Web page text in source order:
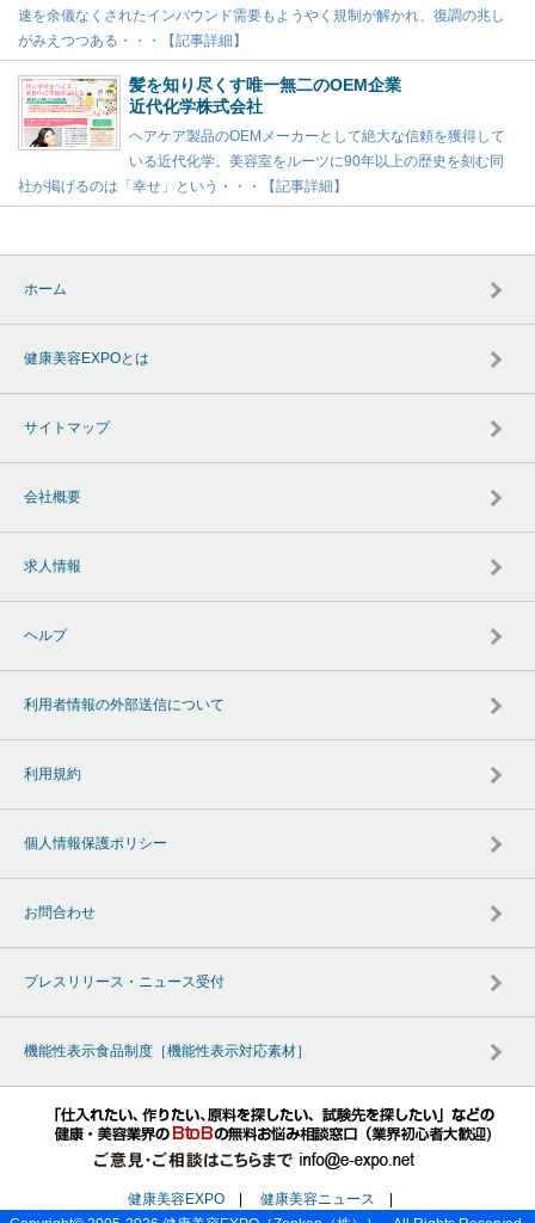
速を余儀なくされたインバウンド需要もようやく規制が解かれ、復調の兆し
がみえつつある・・・【記事詳細】
髪を知り尽くす唯一無二のOEM企業
近代化学株式会社
ヘアケア製品のOEMメーカーとして絶大な信頼を獲得して
いる近代化学。美容室をルーツに90年以上の歴史を刻む同
社が掲げるのは「幸せ」という・・・【記事詳細】
ホーム
健康美容EXPOとは
サイトマップ
会社概要
求人情報
ヘルプ
利用者情報の外部送信について
利用規約
個人情報保護ポリシー
お問合わせ
プレスリリース・ニュース受付
機能性表示食品制度［機能性表示対応素材］
健康美容EXPO | 健康美容ニュース
|